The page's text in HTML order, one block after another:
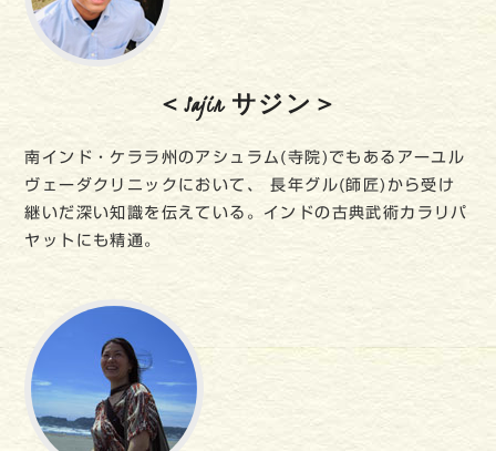
＜Sajin サジン＞
南インド・ケララ州のアシュラム(寺院)でもあるアーユル
ヴェーダクリニックにおいて、 長年グル(師匠)から受け
継いだ深い知識を伝えている。インドの古典武術カラリパ
ヤットにも精通。